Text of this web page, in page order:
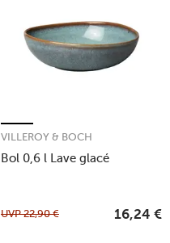
Bol 0,6 l Lave glacé
VILLEROY & BOCH
UVP22,90 € 16,24 €